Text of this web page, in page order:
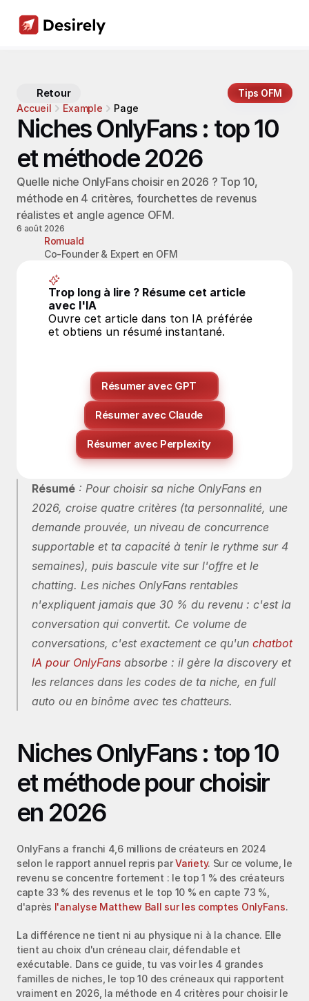
Retour
Tips OFM
Accueil
Example Page
Niches OnlyFans : top 10
et méthode 2026
Quelle niche OnlyFans choisir en 2026 ? Top 10,
méthode en 4 critères, fourchettes de revenus
réalistes et angle agence OFM.
6 août 2026
Romuald
Co-Founder & Expert en OFM
Trop long à lire ? Résume cet article
avec l'IA
Ouvre cet article dans ton IA préférée
et obtiens un résumé instantané.
Résumer avec GPT
Résumer avec Claude
Résumer avec Perplexity
Résumé : Pour choisir sa niche OnlyFans en
2026, croise quatre critères (ta personnalité, une
demande prouvée, un niveau de concurrence
supportable et ta capacité à tenir le rythme sur 4
semaines), puis bascule vite sur l'offre et le
chatting. Les niches OnlyFans rentables
n'expliquent jamais que 30 % du revenu : c'est la
conversation qui convertit. Ce volume de
conversations, c'est exactement ce qu'un chatbot
IA pour OnlyFans absorbe : il gère la discovery et
les relances dans les codes de ta niche, en full
auto ou en binôme avec tes chatteurs.
Niches OnlyFans : top 10
et méthode pour choisir
en 2026
OnlyFans a franchi 4,6 millions de créateurs en 2024
selon le rapport annuel repris par Variety. Sur ce volume, le
revenu se concentre fortement : le top 1 % des créateurs
capte 33 % des revenus et le top 10 % en capte 73 %,
d'après l'analyse Matthew Ball sur les comptes OnlyFans.
La différence ne tient ni au physique ni à la chance. Elle
tient au choix d'un créneau clair, défendable et
exécutable. Dans ce guide, tu vas voir les 4 grandes
familles de niches, le top 10 des créneaux qui rapportent
vraiment en 2026, la méthode en 4 critères pour choisir le